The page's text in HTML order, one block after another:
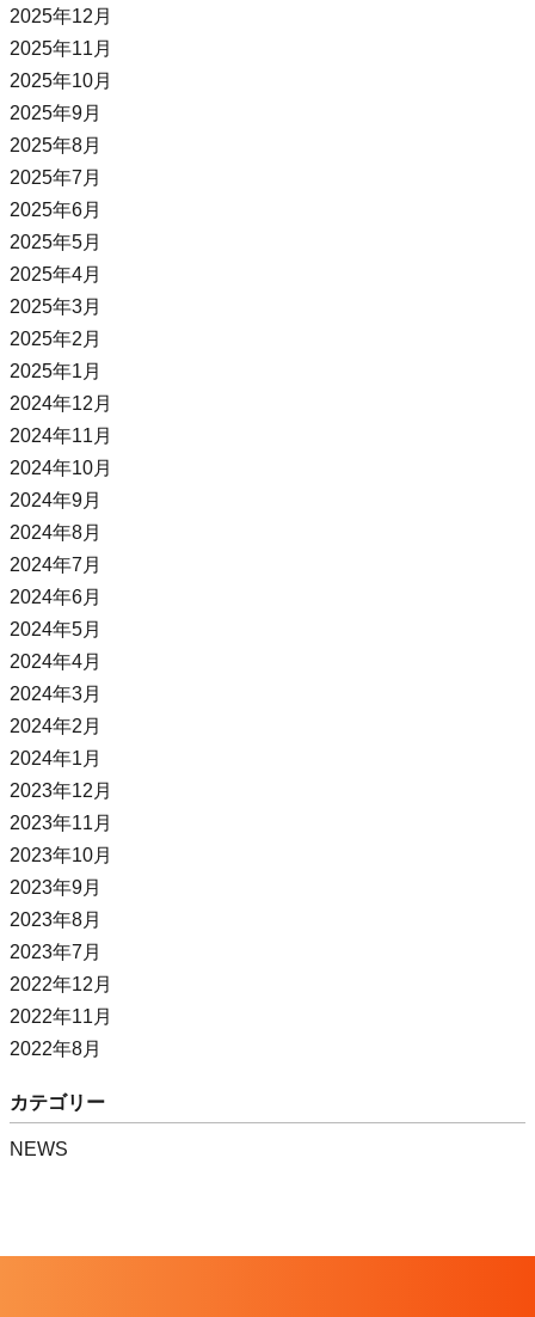
2025年12月
2025年11月
2025年10月
2025年9月
2025年8月
2025年7月
2025年6月
2025年5月
2025年4月
2025年3月
2025年2月
2025年1月
2024年12月
2024年11月
2024年10月
2024年9月
2024年8月
2024年7月
2024年6月
2024年5月
2024年4月
2024年3月
2024年2月
2024年1月
2023年12月
2023年11月
2023年10月
2023年9月
2023年8月
2023年7月
2022年12月
2022年11月
2022年8月
カテゴリー
NEWS